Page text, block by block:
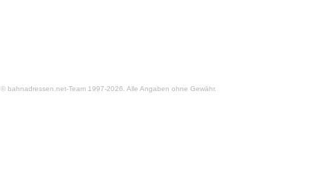
© bahnadressen.net-Team 1997-2026. Alle Angaben ohne Gewähr.